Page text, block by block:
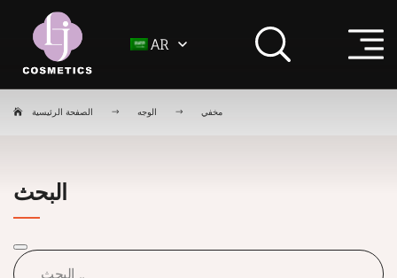
AR
الصفحة الرئيسية الوجه مخفي
البحث